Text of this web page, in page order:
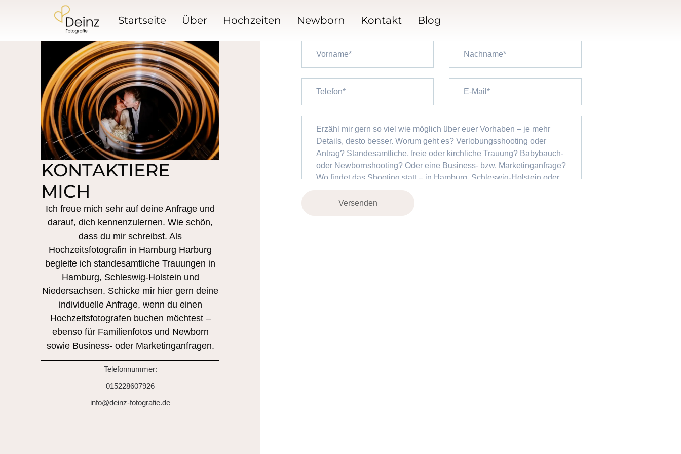
Startseite Über Hochzeiten Newborn Kontakt Blog
KONTAKTIERE
MICH
Ich freue mich sehr auf deine Anfrage und
darauf, dich kennenzulernen. Wie schön,
dass du mir schreibst. Als
Hochzeitsfotografin in Hamburg Harburg
begleite ich standesamtliche Trauungen in
Hamburg, Schleswig-Holstein und
Niedersachsen. Schicke mir hier gern deine
individuelle Anfrage, wenn du einen
Hochzeitsfotografen buchen möchtest –
ebenso für Familienfotos und Newborn
sowie Business- oder Marketinganfragen.
Telefonnummer:
015228607926
info@deinz-fotografie.de​
Versenden